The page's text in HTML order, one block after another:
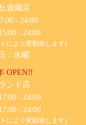
遊園店
- 24:00
- 24:00
により変動致します)
：水曜
OPEN!!
ンド店
- 24:00
- 24:00
により変動致します)